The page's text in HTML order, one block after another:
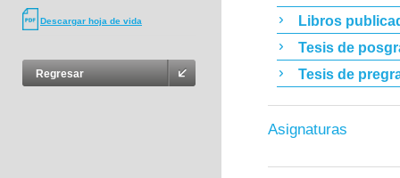
Descargar hoja de vida
Regresar
Libros
Tesis de
Tesis de
Asignaturas